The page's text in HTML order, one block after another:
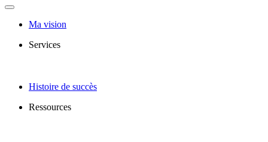
Ma vision
Services
Histoire de succès
Ressources